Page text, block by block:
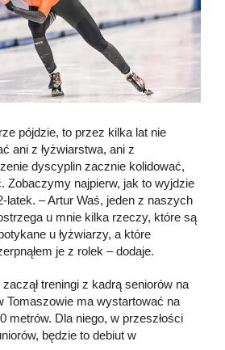
pójdzie, to przez kilka lat nie
ani z łyżwiarstwa, ani z
dyscyplin zacznie kolidować,
Zobaczymy najpierw, jak to wyjdzie
latek. – Artur Waś, jeden z naszych
u mnie kilka rzeczy, które są
u łyżwiarzy, a które
je z rolek – dodaje.
treningi z kadrą seniorów na
Tomaszowie ma wystartować na
metrów. Dla niego, w przeszłości
będzie to debiut w